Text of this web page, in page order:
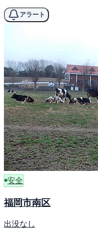
アラート
安全
福岡市南区
出没なし